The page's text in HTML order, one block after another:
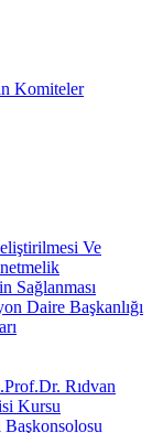
Komiteler
Ve
Sağlanması
Daire Başkanlığı
Rıdvan
Kursu